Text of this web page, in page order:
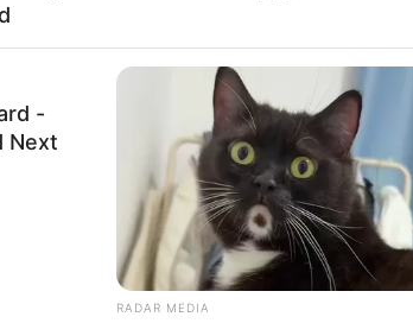
-
Next
RADAR MEDIA